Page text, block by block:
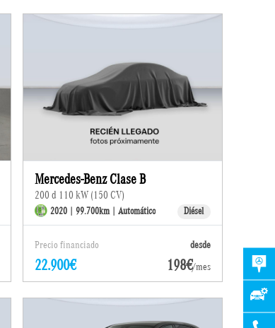
Mercedes-Benz Clase B
200 d 110 kW (150 CV)
2020 | 99.700km | Automático Diésel
Precio financiado desde
22.900€ 198€/mes